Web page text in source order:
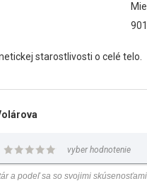
starostlivosti o celé telo.
vyber hodnotenie